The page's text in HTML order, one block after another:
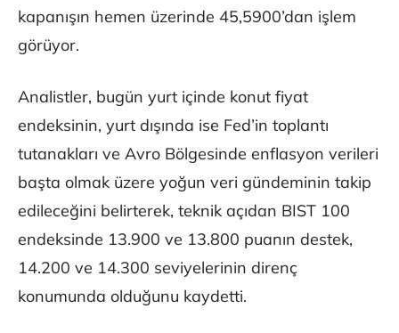
kapanışın hemen üzerinde 45,5900’dan işlem
görüyor.
Analistler, bugün yurt içinde konut fiyat
endeksinin, yurt dışında ise Fed’in toplantı
tutanakları ve Avro Bölgesinde enflasyon verileri
başta olmak üzere yoğun veri gündeminin takip
edileceğini belirterek, teknik açıdan BIST 100
endeksinde 13.900 ve 13.800 puanın destek,
14.200 ve 14.300 seviyelerinin direnç
konumunda olduğunu kaydetti.